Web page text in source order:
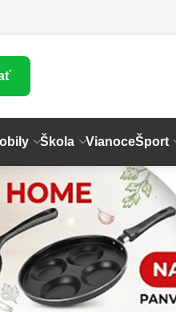
Škola VianoceŠport